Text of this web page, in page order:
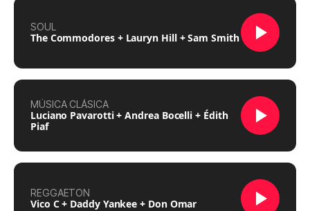
SOUL
The Commodores + Lauryn Hill + Sam Smith
MÚSICA CLÁSICA
Luciano Pavarotti + Andrea Bocelli + Édith
Piaf
REGGAETON
Vico C + Daddy Yankee + Don Omar